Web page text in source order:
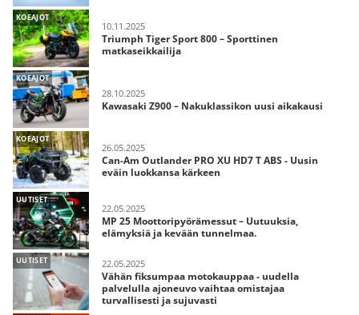
KOEAJOT
10.11.2025
Triumph Tiger Sport 800 – Sporttinen
matkaseikkailija
KOEAJOT
28.10.2025
Kawasaki Z900 – Nakuklassikon uusi aikakausi
KOEAJOT
26.05.2025
Can-Am Outlander PRO XU HD7 T ABS - Uusin
eväin luokkansa kärkeen
UUTISET
22.05.2025
MP 25 Moottoripyörämessut – Uutuuksia,
elämyksiä ja kevään tunnelmaa.
UUTISET 22.05.2025
Vähän fiksumpaa motokauppaa - uudella
palvelulla ajoneuvo vaihtaa omistajaa
turvallisesti ja sujuvasti